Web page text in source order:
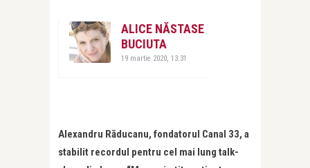
ALICE NĂSTASE
BUCIUTA
19 martie 2020, 13:31
Alexandru Răducanu, fondatorul Canal 33, a
stabilit recordul pentru cel mai lung talk-